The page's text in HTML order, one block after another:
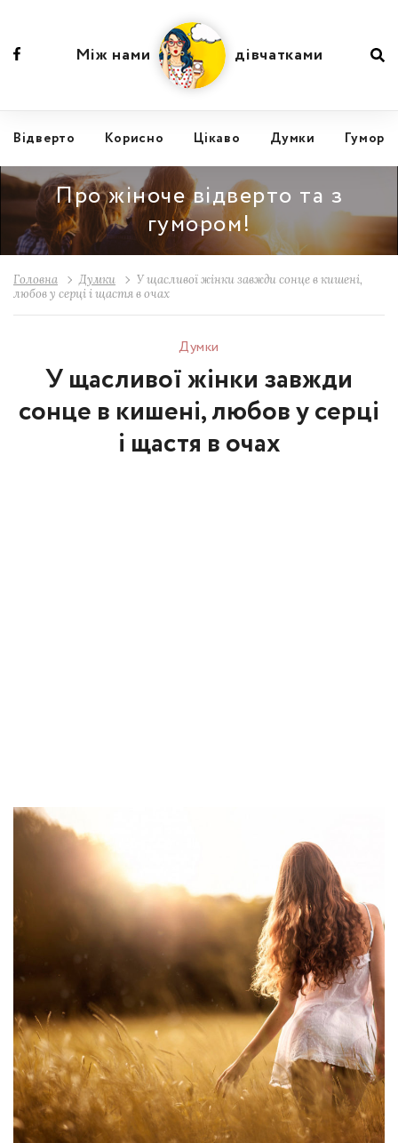
Відвертo Корисно Цікаво Думки Гумор
Між нами дівчатками
Про жіноче відверто та з
гумором!
Головна Думки
У щасливої ​​жінки завжди сонце в кишені,
любов у серці і щастя в очах
Думки
У щасливої ​​жінки завжди
сонце в кишені, любов у серці
і щастя в очах